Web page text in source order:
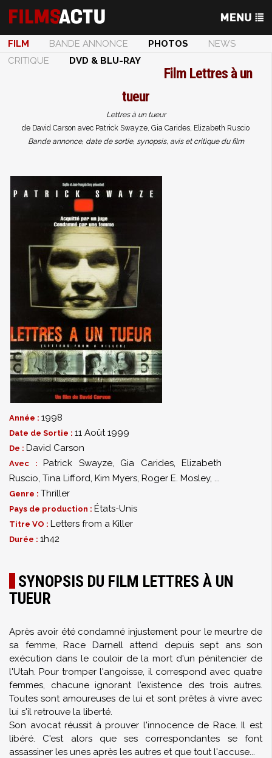
FILM BANDE ANNONCE PHOTOS
NEWS
CRITIQUE
DVD & BLU-RAY
Film Lettres à un
tueur
Lettres à un tueur
de David Carson avec Patrick Swayze, Gia Carides, Elizabeth Ruscio
Bande annonce, date de sortie, synopsis, avis et critique du film
Année : 1998
Date de Sortie : 11 Août 1999
De : David Carson
Avec : Patrick Swayze, Gia Carides, Elizabeth
Ruscio, Tina Lifford, Kim Myers, Roger E. Mosley, ...
Genre : Thriller
Pays de production : États-Unis
Titre VO : Letters from a Killer
Durée : 1h42
SYNOPSIS DU FILM LETTRES À UN
TUEUR
Après avoir été condamné injustement pour le meurtre de
sa femme, Race Darnell attend depuis sept ans son
exécution dans le couloir de la mort d'un pénitencier de
l'Utah. Pour tromper l'angoisse, il correspond avec quatre
femmes, chacune ignorant l'existence des trois autres.
Toutes sont amoureuses de lui et sont prêtes à vivre avec
lui s'il retrouve la liberté.
Son avocat réussit à prouver l'innocence de Race. Il est
libéré. C'est alors que ses correspondantes se font
assassiner les unes après les autres et que tout l'accuse...